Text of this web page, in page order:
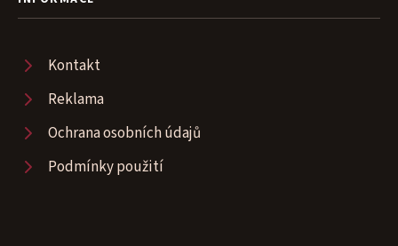
Kontakt
Reklama
Ochrana osobních údajů
Podmínky použití